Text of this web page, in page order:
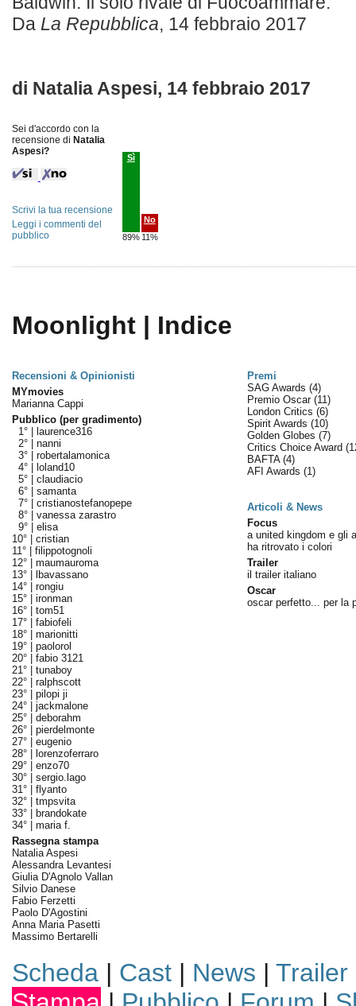
Da La Repubblica, 14 febbraio 2017
di Natalia Aspesi, 14 febbraio 2017
Sei d'accordo con la
recensione di Natalia
Aspesi?
Sì
89%
No
11%
Scrivi la tua recensione
Leggi i commenti del
pubblico
Moonlight | Indice
Recensioni & Opinionisti
Premi
MYmovies
Marianna Cappi
Pubblico (per gradimento)
1° |
laurence316
2° | nanni
3° | robertalamonica
4° |
loland10
5° | claudiacio
6° | samanta
7° | cristianostefanopepe
8° | vanessa zarastro
9° | elisa
10° | cristian
11° | filippotognoli
12° | maumauroma
13° |
lbavassano
14° | rongiu
15° | ironman
16° | tom51
17° | fabiofeli
18° | marionitti
19° | paolorol
20° | fabio 3121
21° | tunaboy
22° | ralphscott
23° | pilopi ji
24° | jackmalone
25° | deborahm
26° | pierdelmonte
27° | eugenio
28° |
lorenzoferraro
29° | enzo70
30° | sergio.lago
31° | flyanto
32° | tmpsvita
33° |
brandokate
34° | maria f.
Rassegna stampa
Natalia Aspesi
Alessandra Levantesi
Giulia D'Agnolo Vallan
Silvio Danese
Fabio Ferzetti
Paolo D'Agostini
Anna Maria Pasetti
Massimo Bertarelli
SAG Awards (4)
Premio Oscar (11)
London Critics (6)
Spirit Awards (10)
Golden Globes (7)
Critics Choice Award
BAFTA (4)
AFI Awards (1)
Articoli & News
Focus
a united kingdom e gli
ha ritrovato i colori
Trailer
il trailer italiano
Oscar
oscar perfetto... per la
Scheda| Cast| News | Trailer